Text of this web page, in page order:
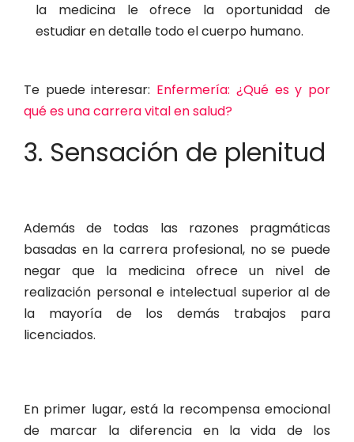
la medicina le ofrece la oportunidad de
estudiar en detalle todo el cuerpo humano.
Te puede interesar: Enfermería: ¿Qué es y por
qué es una carrera vital en salud?
3. Sensación de plenitud
Además de todas las razones pragmáticas
basadas en la carrera profesional, no se puede
negar que la medicina ofrece un nivel de
realización personal e intelectual superior al de
la mayoría de los demás trabajos para
licenciados.
En primer lugar, está la recompensa emocional
de marcar la diferencia en la vida de los